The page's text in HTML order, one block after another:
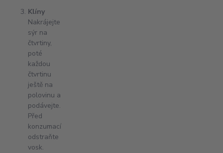
Klíny
Nakrájejte
sýr na
čtvrtiny,
poté
každou
čtvrtinu
ještě na
polovinu a
podávejte.
Před
konzumací
odstraňte
vosk.